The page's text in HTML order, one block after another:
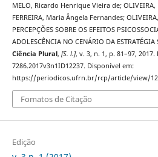
MELO, Ricardo Henrique Vieira de;
FERREIRA, Maria Ângela Fernandes;
PERCEPÇÕES SOBRE OS EFEITOS
ADOLESCÊNCIA NO CENÁRIO DA
Ciência Plural, [S. l.], v. 3, n. 1, p. 81–97,
7286.2017v3n1ID12237. Disponível em:
https://periodicos.ufrn.br/rcp/article/view/
Fomatos de Citação
Edição